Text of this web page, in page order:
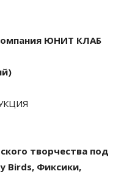
ЮНИТ КЛАБ
творчества под
Birds, Фиксики,